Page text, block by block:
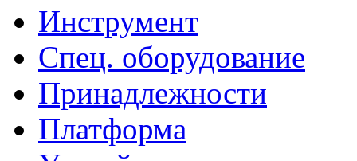
Инструмент
Спец. оборудование
Принадлежности
Платформа